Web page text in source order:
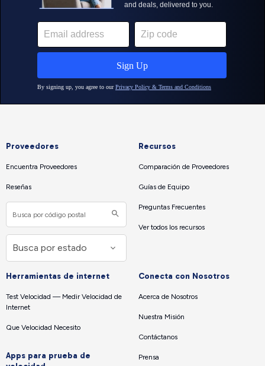
Proveedores
Encuentra Proveedores
Reseñas
Recursos
Comparación de Proveedores
Guías de Equipo
Preguntas Frecuentes
Ver todos los recursos
Herramientas de internet
Test Velocidad — Medir Velocidad de
Internet
Que Velocidad Necesito
Apps para prueba de
Conecta con Nosotros
Acerca de Nosotros
Nuestra Misión
Contáctanos
Prensa